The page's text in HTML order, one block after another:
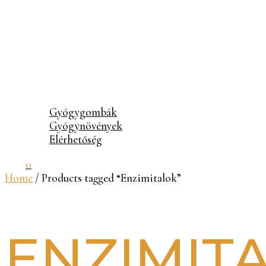
Gyógygombák
Gyógynövények
Elérhetőség
0
Home / Products tagged “Enzimitalok”